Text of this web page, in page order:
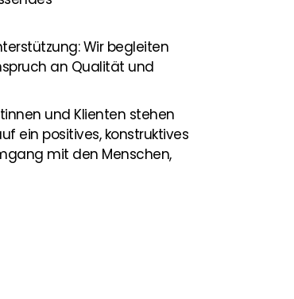
Wir begleiten
an Qualität und
und Klienten stehen
ein positives, konstruktives
mit den Menschen,